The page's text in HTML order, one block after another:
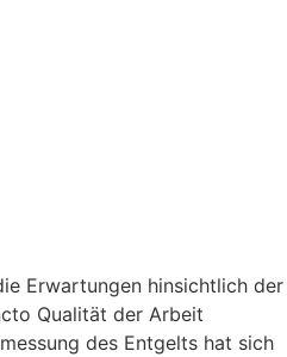
Erwartungen hinsichtlich der
Qualität der Arbeit
des Entgelts hat sich